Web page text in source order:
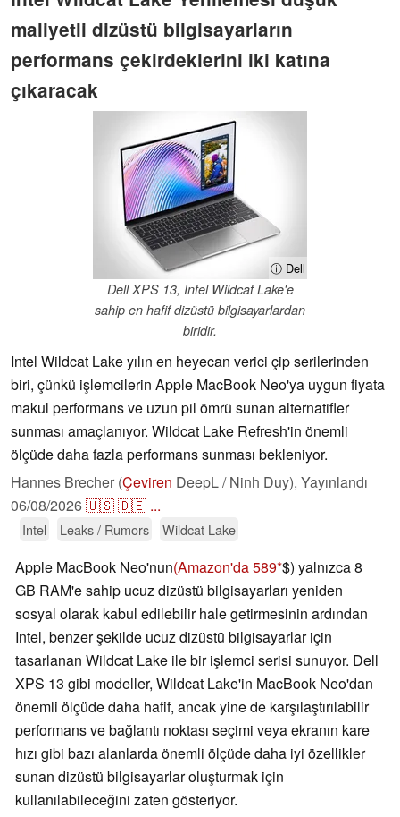
maliyetli dizüstü bilgisayarların
performans çekirdeklerini iki katına
çıkaracak
ⓘ Dell
Dell XPS 13, Intel Wildcat Lake'e
sahip en hafif dizüstü bilgisayarlardan
biridir.
Intel Wildcat Lake yılın en heyecan verici çip serilerinden
biri, çünkü işlemcilerin Apple MacBook Neo'ya uygun fiyata
makul performans ve uzun pil ömrü sunan alternatifler
sunması amaçlanıyor. Wildcat Lake Refresh'in önemli
ölçüde daha fazla performans sunması bekleniyor.
Hannes Brecher (Çeviren DeepL / Ninh Duy), Yayınlandı
06/08/2026🇺🇸🇩🇪 ...
Intel Leaks / Rumors Wildcat Lake
Apple MacBook Neo'nun(Amazon'da 589 $) yalnızca 8
GB RAM'e sahip ucuz dizüstü bilgisayarları yeniden
sosyal olarak kabul edilebilir hale getirmesinin ardından
Intel, benzer şekilde ucuz dizüstü bilgisayarlar için
tasarlanan Wildcat Lake ile bir işlemci serisi sunuyor. Dell
XPS 13 gibi modeller, Wildcat Lake'in MacBook Neo'dan
önemli ölçüde daha hafif, ancak yine de karşılaştırılabilir
performans ve bağlantı noktası seçimi veya ekranın kare
hızı gibi bazı alanlarda önemli ölçüde daha iyi özellikler
sunan dizüstü bilgisayarlar oluşturmak için
kullanılabileceğini zaten gösteriyor.